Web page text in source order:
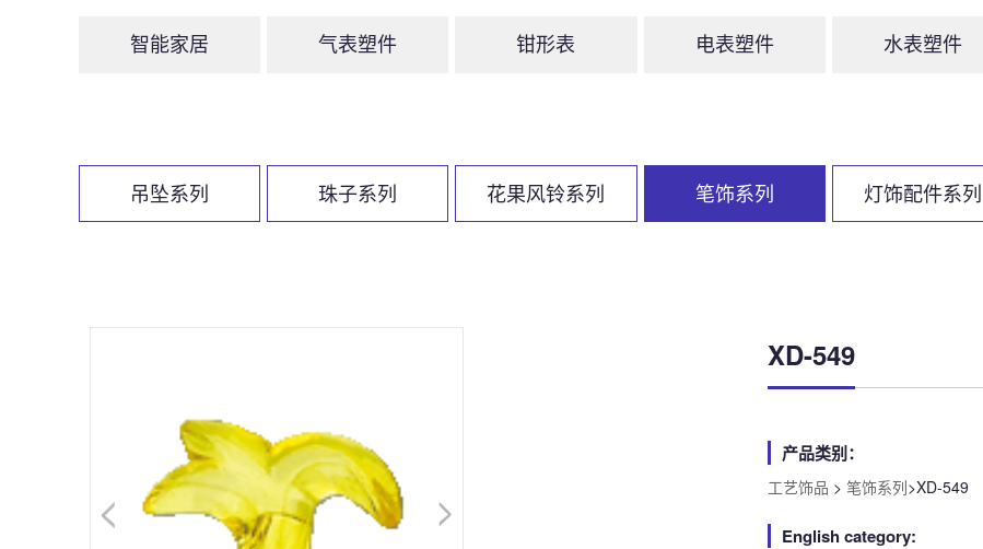
智能家居 气表塑件 钳形表 电表塑件 水表塑件
吊坠系列 珠子系列 花果风铃系列 笔饰系列 灯饰配件系列
XD-549
产品类别：
工艺饰品 > 笔饰系列>XD-549
English category: